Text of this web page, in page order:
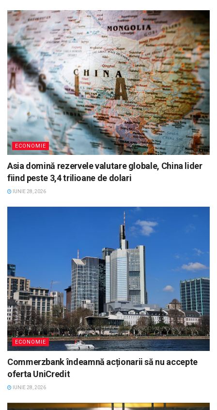
ECONOMIE
Asia domină rezervele valutare globale, China lider
fiind peste 3,4 trilioane de dolari
IUNIE 28, 2026
ECONOMIE
Commerzbank îndeamnă acționarii să nu accepte
oferta UniCredit
IUNIE 28, 2026